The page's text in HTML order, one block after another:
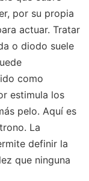
por su propia
actuar. Tratar
o diodo suele
como
estimula los
pelo. Aquí es
La
definir la
que ninguna